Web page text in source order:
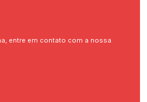
entre em contato com a nossa